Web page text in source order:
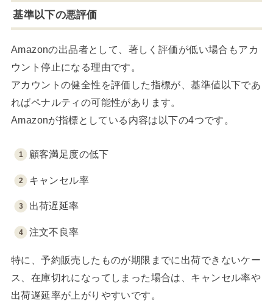
基準以下の悪評価
Amazonの出品者として、著しく評価が低い場合もアカ
ウント停止になる理由です。
アカウントの健全性を評価した指標が、基準値以下であ
ればペナルティの可能性があります。
Amazonが指標としている内容は以下の4つです。
顧客満足度の低下
キャンセル率
出荷遅延率
注文不良率
特に、予約販売したものが期限までに出荷できないケー
ス、在庫切れになってしまった場合は、キャンセル率や
出荷遅延率が上がりやすいです。